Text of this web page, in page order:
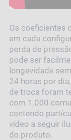
Os coeficientes
em cada
perda de
pode ser
longevidade
24 horas por
de troca foram
com 1.000
contendo
vídeo a seguir
do produto.